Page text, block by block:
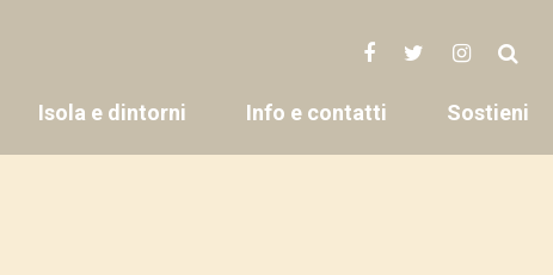
Isola e dintorni Info e contatti Sostieni